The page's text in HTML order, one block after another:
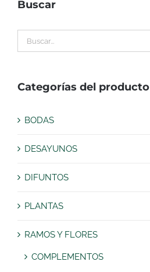
Buscar
Categorías del producto
BODAS
DESAYUNOS
DIFUNTOS
PLANTAS
RAMOS Y FLORES
COMPLEMENTOS